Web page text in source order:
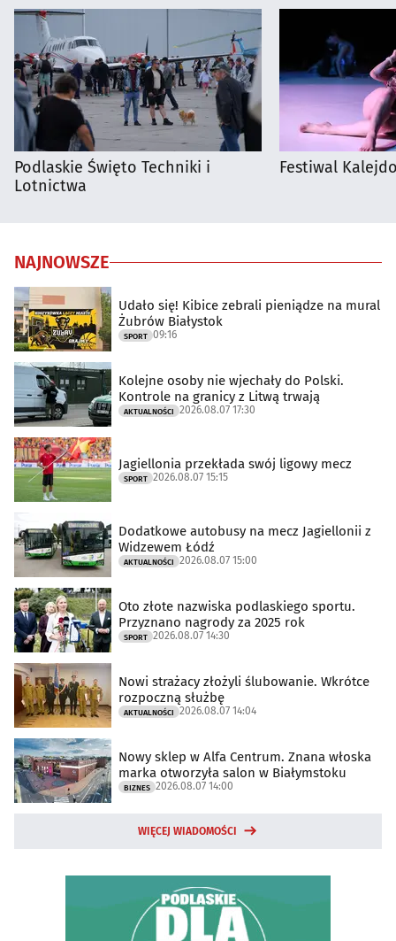
Podlaskie Święto Techniki i
Lotnictwa
Festiwal
NAJNOWSZE
Udało się! Kibice zebrali pieniądze na mural
Żubrów Białystok
SPORT 09:16
Kolejne osoby nie wjechały do Polski.
Kontrole na granicy z Litwą trwają
AKTUALNOŚCI 2026.08.07 17:30
Jagiellonia przekłada swój ligowy mecz
SPORT 2026.08.07 15:15
Dodatkowe autobusy na mecz Jagiellonii z
Widzewem Łódź
AKTUALNOŚCI 2026.08.07 15:00
Oto złote nazwiska podlaskiego sportu.
Przyznano nagrody za 2025 rok
SPORT 2026.08.07 14:30
Nowi strażacy złożyli ślubowanie. Wkrótce
rozpoczną służbę
AKTUALNOŚCI 2026.08.07 14:04
Nowy sklep w Alfa Centrum. Znana włoska
marka otworzyła salon w Białymstoku
BIZNES 2026.08.07 14:00
WIĘCEJ WIADOMOŚCI